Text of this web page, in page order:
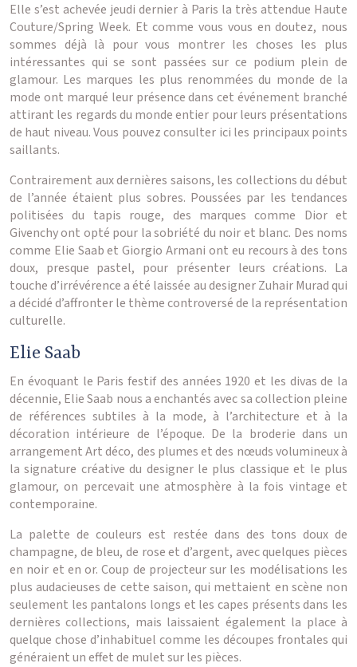
Elle s’est achevée jeudi dernier à Paris la très attendue Haute
Couture/Spring Week. Et comme vous vous en doutez, nous
sommes déjà là pour vous montrer les choses les plus
intéressantes qui se sont passées sur ce podium plein de
glamour. Les marques les plus renommées du monde de la
mode ont marqué leur présence dans cet événement branché
attirant les regards du monde entier pour leurs présentations
de haut niveau. Vous pouvez consulter ici les principaux points
saillants.
Contrairement aux dernières saisons, les collections du début
de l’année étaient plus sobres. Poussées par les tendances
politisées du tapis rouge, des marques comme Dior et
Givenchy ont opté pour la sobriété du noir et blanc. Des noms
comme Elie Saab et Giorgio Armani ont eu recours à des tons
doux, presque pastel, pour présenter leurs créations. La
touche d’irrévérence a été laissée au designer Zuhair Murad qui
a décidé d’affronter le thème controversé de la représentation
culturelle.
Elie Saab
En évoquant le Paris festif des années 1920 et les divas de la
décennie, Elie Saab nous a enchantés avec sa collection pleine
de références subtiles à la mode, à l’architecture et à la
décoration intérieure de l’époque. De la broderie dans un
arrangement Art déco, des plumes et des nœuds volumineux à
la signature créative du designer le plus classique et le plus
glamour, on percevait une atmosphère à la fois vintage et
contemporaine.
La palette de couleurs est restée dans des tons doux de
champagne, de bleu, de rose et d’argent, avec quelques pièces
en noir et en or. Coup de projecteur sur les modélisations les
plus audacieuses de cette saison, qui mettaient en scène non
seulement les pantalons longs et les capes présents dans les
dernières collections, mais laissaient également la place à
quelque chose d’inhabituel comme les découpes frontales qui
généraient un effet de mulet sur les pièces.